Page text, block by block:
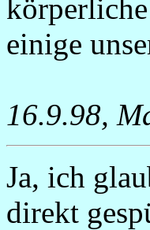
einige
16.9.98,
Ja, ich
direkt